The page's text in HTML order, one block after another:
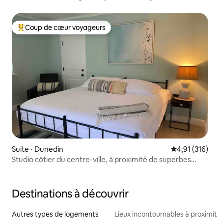
Coups de cœur voyageurs les plus appréciés
Coup de cœur voyageurs
Suite ⋅ Dunedin Évaluation
4,91 (316)
Studio côtier du centre-ville, à proximité de superbes
Destinations à découvrir
Autres types de logements Lieux incontournables à